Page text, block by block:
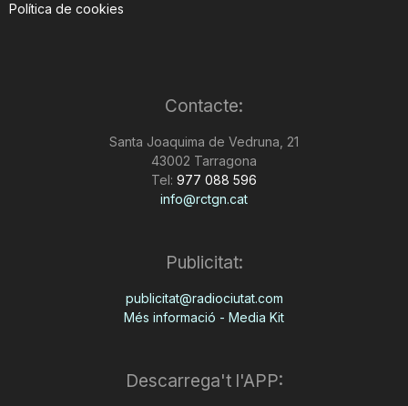
Política de cookies
Contacte:
Santa Joaquima de Vedruna, 21
43002 Tarragona
Tel: 977 088 596
info@rctgn.cat
Publicitat:
publicitat@radiociutat.com
Més informació - Media Kit
Descarrega't l'APP: